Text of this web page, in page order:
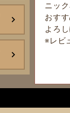
ニッ
おす
よろ
※レビ